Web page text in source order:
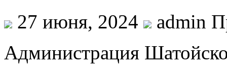
27 июня, 2024
admin
Администрация